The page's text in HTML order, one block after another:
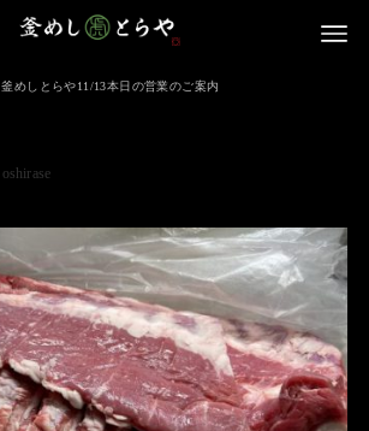
釜めしとらや11/13本日の営業のご案内
oshirase